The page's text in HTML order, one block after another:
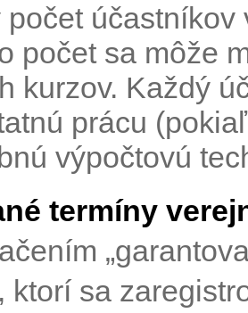
počet
počet sa môže
kurzov. Každý
prácu
výpočtovú
termíny
ktorí sa